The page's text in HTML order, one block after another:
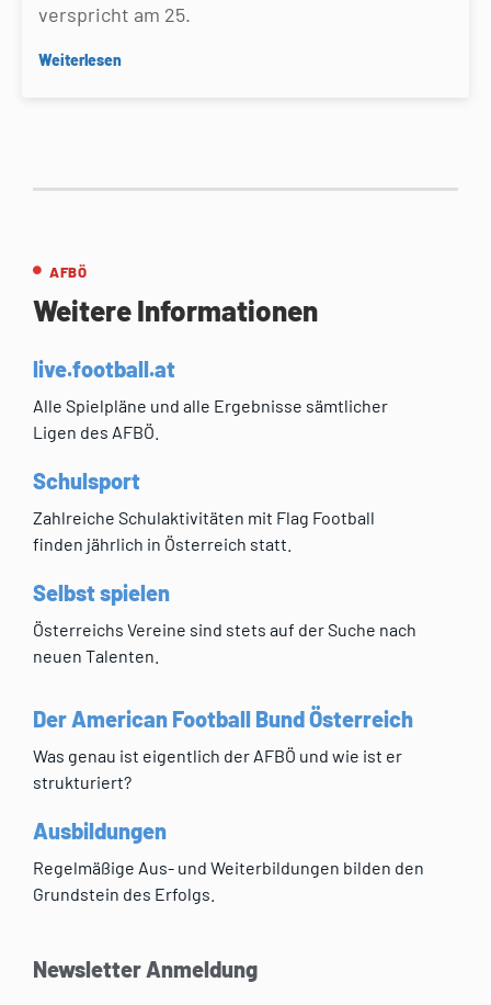
verspricht am 25.
Weiterlesen
AFBÖ
Weitere Informationen
live.football.at
Alle Spielpläne und alle Ergebnisse sämtlicher
Ligen des AFBÖ.
Schulsport
Zahlreiche Schulaktivitäten mit Flag Football
finden jährlich in Österreich statt.
Selbst spielen
Österreichs Vereine sind stets auf der Suche nach
neuen Talenten.
Der American Football Bund Österreich
Was genau ist eigentlich der AFBÖ und wie ist er
strukturiert?
Ausbildungen
Regelmäßige Aus- und Weiterbildungen bilden den
Grundstein des Erfolgs.
Newsletter Anmeldung